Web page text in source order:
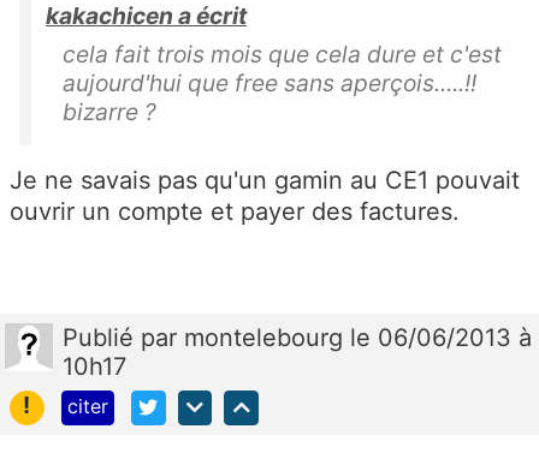
kakachicen a écrit
cela fait trois mois que cela dure et c'est
aujourd'hui que free sans aperçois.....!!
bizarre ?
Je ne savais pas qu'un gamin au CE1 pouvait
ouvrir un compte et payer des factures.
Publié par montelebourg le 06/06/2013 à
10h17
!
citer